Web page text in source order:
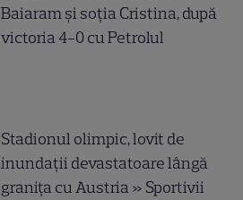
Baiaram și soția Cristina, după
victoria 4-0 cu Petrolul
Stadionul olimpic, lovit de
inundații devastatoare lângă
granița cu Austria » Sportivii